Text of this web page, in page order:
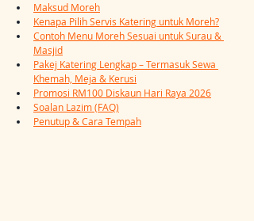
Maksud Moreh
Kenapa Pilih Servis Katering untuk Moreh?
Contoh Menu Moreh Sesuai untuk Surau &
Masjid
Pakej Katering Lengkap – Termasuk Sewa
Khemah, Meja & Kerusi
Promosi RM100 Diskaun Hari Raya 2026
Soalan Lazim (FAQ)
Penutup & Cara Tempah